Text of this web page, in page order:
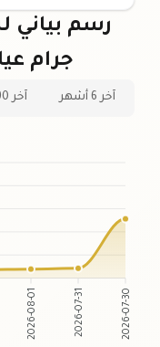
جرام عيار 24 في جزر
آخر 6 أشهر آخر 90 يوم
2026-08-01 2026-07-31 2026-07-30